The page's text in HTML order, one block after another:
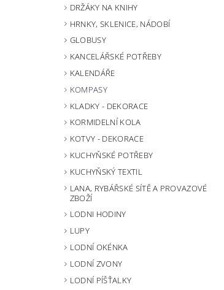
DRŽÁKY NA KNIHY
HRNKY, SKLENICE, NÁDOBÍ
GLOBUSY
KANCELÁŘSKÉ POTŘEBY
KALENDÁŘE
KOMPASY
KLADKY - DEKORACE
KORMIDELNÍ KOLA
KOTVY - DEKORACE
KUCHYŇSKÉ POTŘEBY
KUCHYŇSKÝ TEXTIL
LANA, RYBÁŘSKÉ SÍTĚ A PROVAZOVÉ
ZBOŽÍ
LODNI HODINY
LUPY
LODNÍ OKÉNKA
LODNÍ ZVONY
LODNÍ PÍŠŤALKY